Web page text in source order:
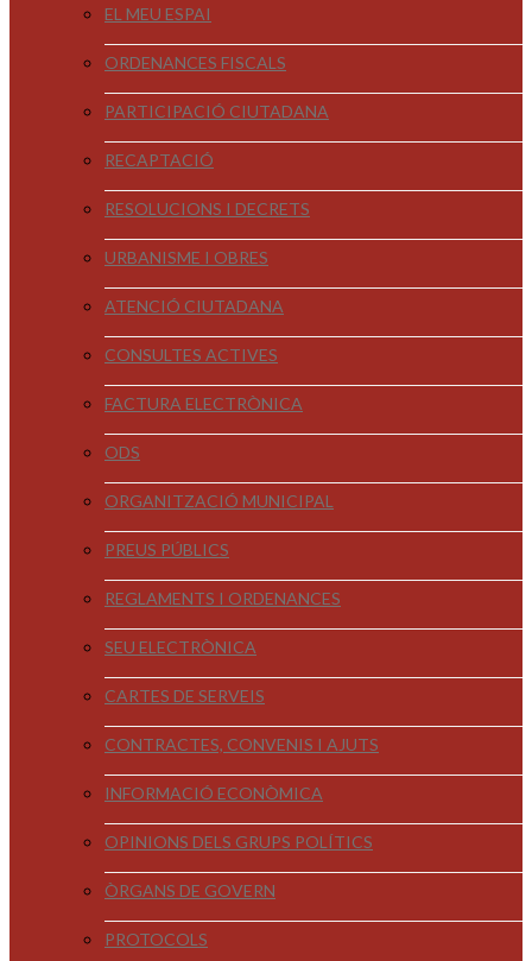
EL MEU ESPAI
ORDENANCES FISCALS
PARTICIPACIÓ CIUTADANA
RECAPTACIÓ
RESOLUCIONS I DECRETS
URBANISME I OBRES
ATENCIÓ CIUTADANA
CONSULTES ACTIVES
FACTURA ELECTRÒNICA
ODS
ORGANITZACIÓ MUNICIPAL
PREUS PÚBLICS
REGLAMENTS I ORDENANCES
SEU ELECTRÒNICA
CARTES DE SERVEIS
CONTRACTES, CONVENIS I AJUTS
INFORMACIÓ ECONÒMICA
OPINIONS DELS GRUPS POLÍTICS
ÒRGANS DE GOVERN
PROTOCOLS